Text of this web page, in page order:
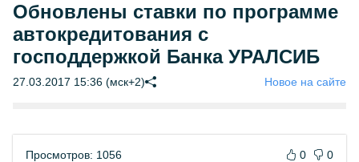
Обновлены ставки по программе
автокредитования с
господдержкой Банка УРАЛСИБ
27.03.2017 15:36 (мск+2) Новое на сайте
Просмотров: 1056 0 0